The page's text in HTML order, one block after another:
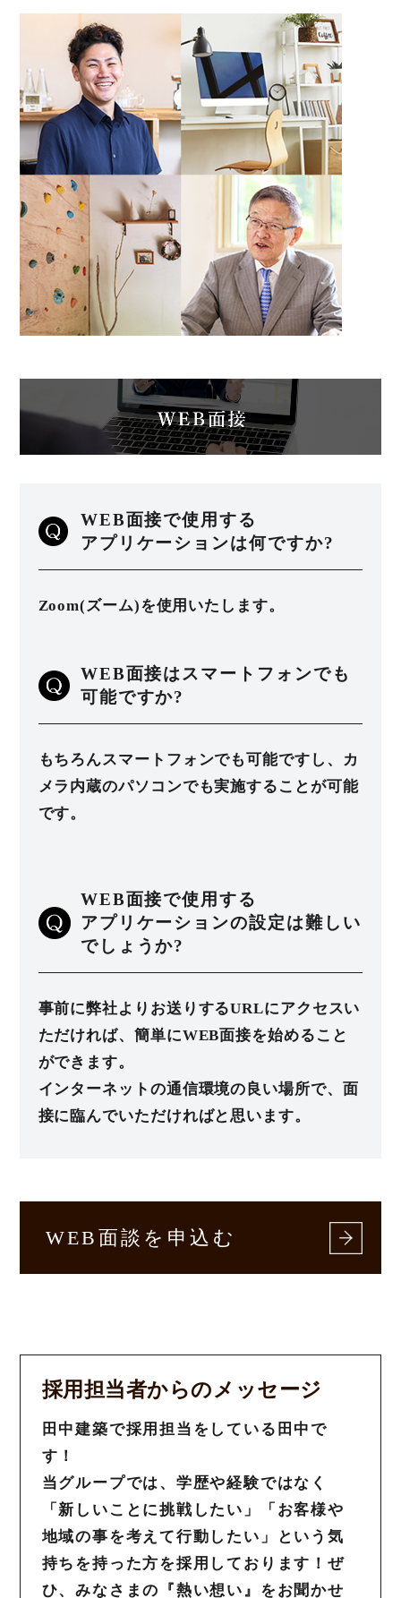
WEB面接で使用する
アプリケーションは何ですか?
Zoom(ズーム)を使用いたします。
WEB面接はスマートフォンでも
可能ですか?
もちろんスマートフォンでも可能ですし、カ
メラ内蔵のパソコンでも実施することが可能
です。
WEB面接で使用する
アプリケーションの設定は難しい
でしょうか?
事前に弊社よりお送りするURLにアクセスい
ただければ、簡単にWEB面接を始めること
ができます。
インターネットの通信環境の良い場所で、面
接に臨んでいただければと思います。
WEB面談を申込む
採用担当者からのメッセージ
田中建築で採用担当をしている田中で
す！
当グループでは、学歴や経験ではなく
「新しいことに挑戦したい」「お客様や
地域の事を考えて行動したい」という気
持ちを持った方を採用しております！ぜ
ひ、みなさまの『熱い想い』をお聞かせ